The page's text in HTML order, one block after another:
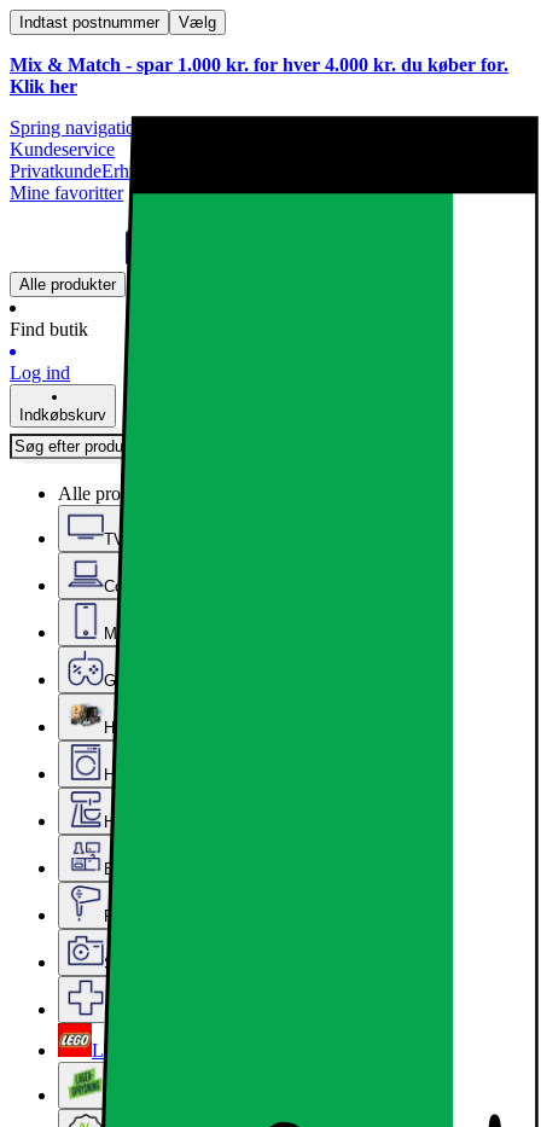
Indtast postnummer Vælg
Mix & Match - spar 1.000 kr. for hver 4.000 kr. du køber for.
Klik her
Spring navigationen over
Kundeservice
PrivatkundeErhvervskunde
Mine favoritter
Alle produkter
Find butik
Log ind
Indkøbskurv
Alle produkter
TV, Lyd & Smart Home
Computer & Kontor
Mobil, Tablet & Smartwatch
Gaming
Hardware
Hvidevarer
Hjem, Rengøring & Køkkenudstyr
Epoq køkken & bryggers
Personlig pleje, Skønhed & Velvære
Sport, Fritid & Hobby
Services & tilbehør
LEGO